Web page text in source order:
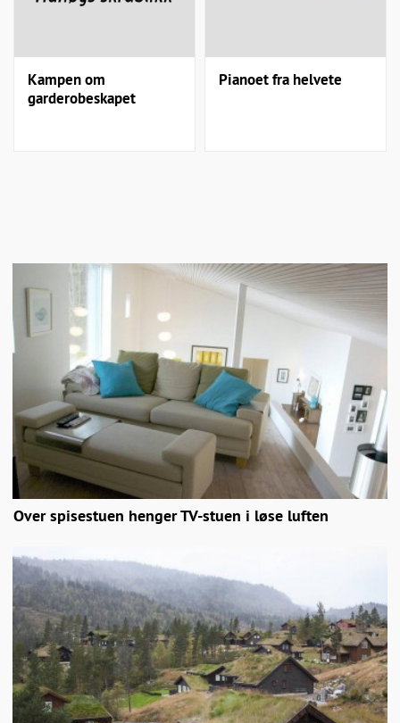
Kampen om
garderobeskapet
Pianoet fra helvete
Over spisestuen henger TV-stuen i løse luften